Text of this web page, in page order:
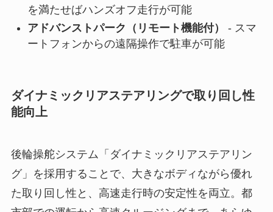
を満たせばハンズオフ走行が可能
アドバンストパーク（リモート機能付）
- スマ
ートフォンからの遠隔操作で駐車が可能
ダイナミックリアステアリングで取り回し性
能向上
後輪操舵システム「ダイナミックリアステアリン
グ」を採用することで、大きなボディながら優れ
た取り回し性と、高速走行時の安定性を両立。都